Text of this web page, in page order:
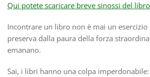
Qui potete scaricare breve sinossi del
Incontrare un libro non è mai un
preserva dalla paura della forza
emanano.
Sai, i libri hanno una colpa